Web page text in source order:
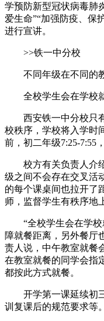
学预防新型冠状病毒肺
爱生命”“加强防疫、保
进行宣讲。
>>铁一中分校
不同年级在不同的
全校学生会在学校
西安铁一中分校只有
校秩序，学校将入学时
前，初二年级7:25-7:55
校方有关负责人介绍
级之间不会存在交叉活
的每个课桌间也拉开了
师，监督学生有秩序地
“全校学生会在学校
障就餐距离，另外餐厅
责人说，中午教室就餐
在教室就餐的同学会指
都按此方式就餐。
开学第一课延续初三
训复课后的规范要求等。